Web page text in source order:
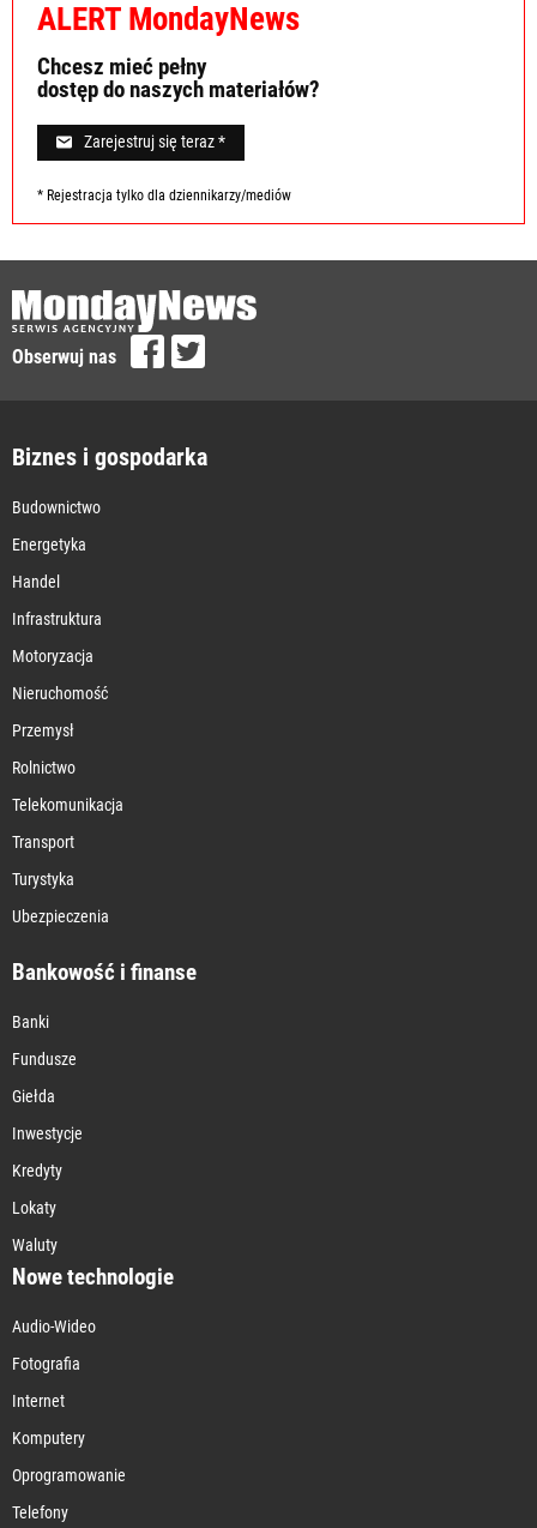
ALERT MondayNews
Chcesz mieć pełny
dostęp do naszych materiałów?
Zarejestruj się teraz *
* Rejestracja tylko dla dziennikarzy/mediów
Obserwuj nas
Biznes i gospodarka
Budownictwo
Energetyka
Handel
Infrastruktura
Motoryzacja
Nieruchomość
Przemysł
Rolnictwo
Telekomunikacja
Transport
Turystyka
Ubezpieczenia
Bankowość i finanse
Banki
Fundusze
Giełda
Inwestycje
Kredyty
Lokaty
Waluty
Nowe technologie
Audio-Wideo
Fotografia
Internet
Komputery
Oprogramowanie
Telefony